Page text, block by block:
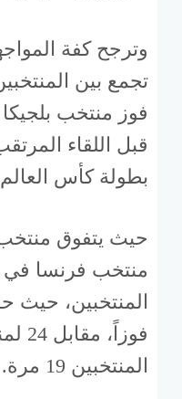
وترجح كفة
تجمع بين
فوز منتخب
قبل اللقاء
بطولة كأس العالم 2018 بروسيا.
حيث يتفوق
منتخب فرنسا في
المنتخبين 19 مرة.